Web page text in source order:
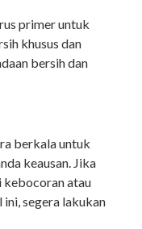
primer untuk
khusus dan
bersih dan
berkala untuk
keausan. Jika
kebocoran atau
segera lakukan